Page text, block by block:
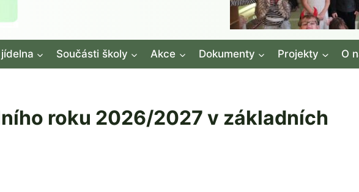
Součásti školy Akce Dokumenty Projekty O
roku 2026/2027 v základních